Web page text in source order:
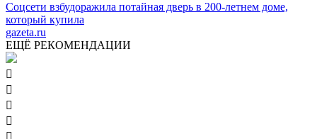
Соцсети взбудоражила потайная дверь в 200-летнем доме,
который купила
gazeta.ru
ЕЩЁ РЕКОМЕНДАЦИИ




